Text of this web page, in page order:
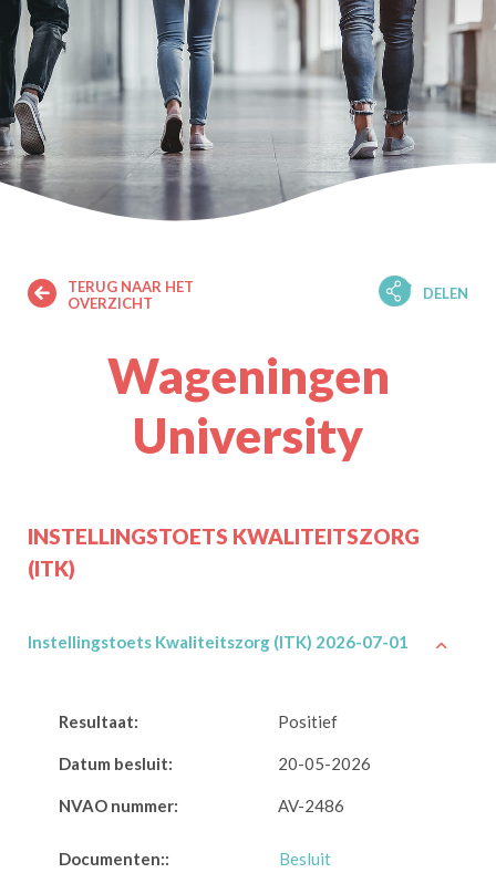
TERUG NAAR HET
OVERZICHT
DELEN
Wageningen
University
INSTELLINGSTOETS KWALITEITSZORG
(ITK)
Instellingstoets Kwaliteitszorg (ITK) 2026-07-01
Resultaat: Positief
Datum besluit: 20-05-2026
NVAO nummer: AV-2486
Documenten::
Besluit